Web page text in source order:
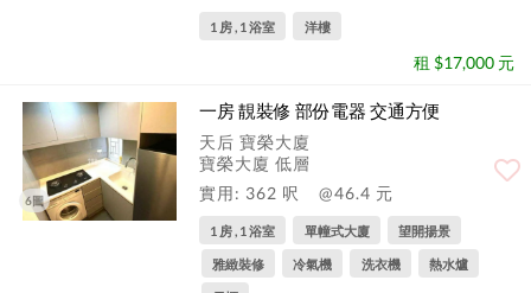
1 房 , 1 浴室 洋樓
租 $17,000 元
6圖
一房 靚裝修 部份電器 交通方便
天后 寶榮大廈
寶榮大廈 低層
實用: 362 呎
@46.4 元
1 房 , 1 浴室 單幢式大廈 望開揚景
雅緻裝修 冷氣機 洗衣機 熱水爐